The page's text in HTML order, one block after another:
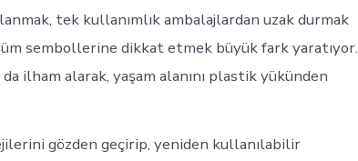
tek kullanımlık ambalajlardan uzak durmak
sembollerine dikkat etmek büyük fark yaratıyor.
ilham alarak, yaşam alanını plastik yükünden
gözden geçirip, yeniden kullanılabilir